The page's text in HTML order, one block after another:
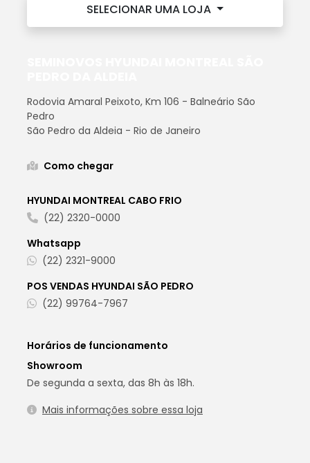
SELECIONAR UMA LOJA
Rodovia Amaral Peixoto, Km 106 - Balneário São
Pedro
São Pedro da Aldeia - Rio de Janeiro
Como chegar
HYUNDAI MONTREAL CABO FRIO
(22) 2320-0000
Whatsapp
(22) 2321-9000
POS VENDAS HYUNDAI SÃO PEDRO
(22) 99764-7967
Horários de funcionamento
Showroom
De segunda a sexta, das 8h às 18h.
Mais informações sobre essa loja